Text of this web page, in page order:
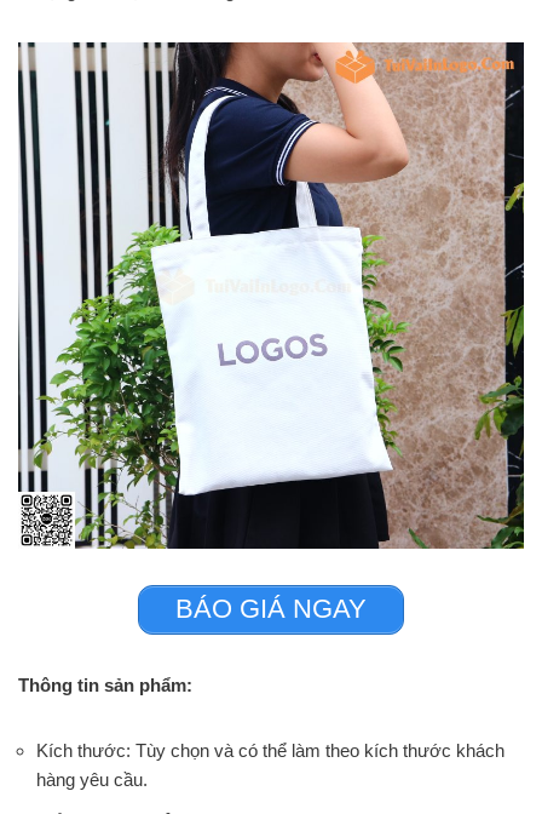
BÁO GIÁ NGAY
Thông tin sản phẩm:
Kích thước: Tùy chọn và có thể làm theo kích thước khách
hàng yêu cầu.